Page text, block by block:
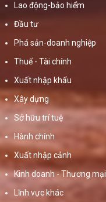
Lao động-bảo hiểm
Đầu tư
Phá sản-doanh nghiệp
Thuế - Tài chính
Xuất nhập khẩu
Xây dựng
Sở hữu trí tuệ
Hành chính
Xuất nhập cảnh
Kinh doanh - Thương mại
Lĩnh vực khác